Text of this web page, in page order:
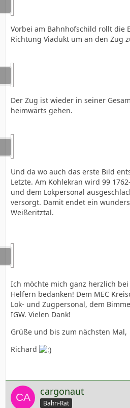
Vorbei am Bahnhofschild rollt die
Richtung Viadukt um an den Zug
Der Zug ist wieder in seiner
heimwärts gehen.
Und da wo auch das erste Bild
Letzte. Am Kohlekran wird 99
und dem Lokpersonal
versorgt. Damit endet ein
Weißeritztal.
Ich möchte mich ganz herzlich
Helfern bedanken! Dem MEC
Lok- und Zugpersonal, dem
IGW. Vielen Dank!
Grüße und bis zum nächsten Mal,
Richard
cargonaut
Bahn-Rat